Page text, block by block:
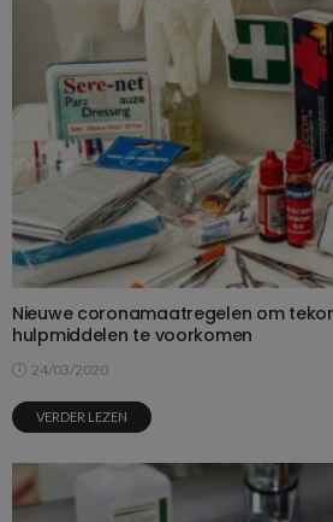
Nieuwe coronamaatregelen om
hulpmiddelen te voorkomen
24/03/2020
VERDER LEZEN